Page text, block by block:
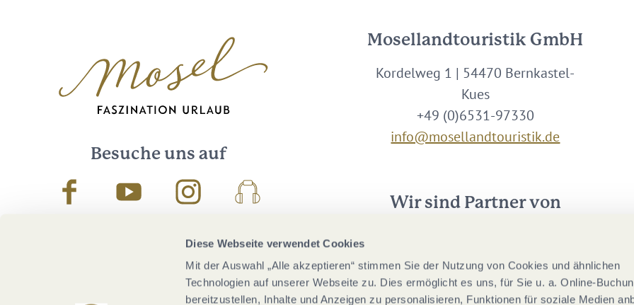
Diese Webseite verwendet Cookies
Mit der Auswahl „Alle akzeptieren“ stimmen Sie der Nutzung von Cookies und ähnlichen
Technologien auf unserer Webseite zu. Dies ermöglicht es uns, für Sie u. a. Online-
bereitzustellen, Inhalte und Anzeigen zu personalisieren, Funktionen für soziale Medien
Besuche uns auf
FacebookYoutube InstagramPodcast
Mosellandtouristik GmbH
Kordelweg 1 | 54470 Bernkastel-
Kues
+49 (0)6531-97330
info@mosellandtouristik.de
Wir sind Partner von